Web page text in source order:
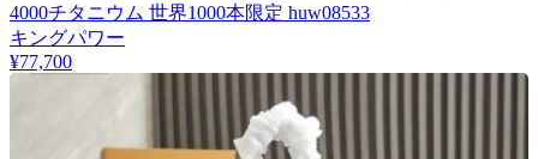
4000チタニウム 世界1000本限定 huw08533
キングパワー
¥77,700